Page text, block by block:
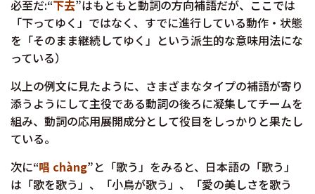
必至だ:“下去”はもともと動詞の方向補語だが、ここでは
「下ってゆく」ではなく、すでに進行している動作・状態
を「そのまま継続してゆく」という派生的な意味用法にな
っている）
以上の例文に見たように、さまざまなタイプの補語が寄り
添うようにして主役である動詞の後ろに凝集してチームを
組み、動詞の応用展開成分として役目をしっかりと果たし
ている。
次に“唱 chàng”と「歌う」をみると、日本語の「歌う」
は「歌を歌う」、「小鳥が歌う」、「愛の美しさを歌う